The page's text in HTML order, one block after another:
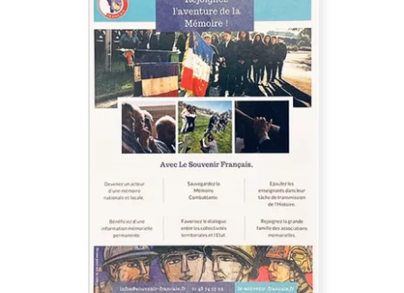
Flyer “rejoignez l’aventure de la
mémoire”